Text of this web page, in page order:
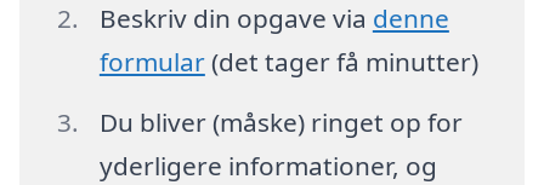
Beskriv din opgave via denne
formular(det tager få minutter)
Du bliver (måske) ringet op for
yderligere informationer, og